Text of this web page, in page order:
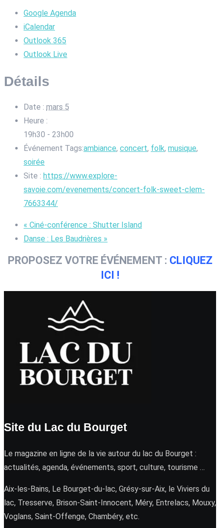
Google Agenda
iCalendar
Outlook 365
Outlook Live
Détails
Date : mars 5
Heure :
19h30 - 23h00
Événement Tags:ambiance, concert, folk, musique,
soirée
Site : https://www.explore-
savoie.com/evenements/concert-folk-sweet-clem-
7663344/
« Ciné-conférence : Shutter Island
Danse : Les Baudrières »
PROPOSEZ VOTRE ÉVÉNEMENT : CLIQUEZ
ICI !
Site du Lac du Bourget
Le magazine en ligne de la vie autour du lac du Bourget :
actualités, agenda, événements, sport, culture, tourisme …
Aix-les-Bains, Le Bourget-du-lac, Grésy-sur-Aix, le Viviers du
lac, Tresserve, Brison-Saint-Innocent, Méry, Entrelacs, Mouxy,
Voglans, Saint-Offenge, Chambéry, etc.